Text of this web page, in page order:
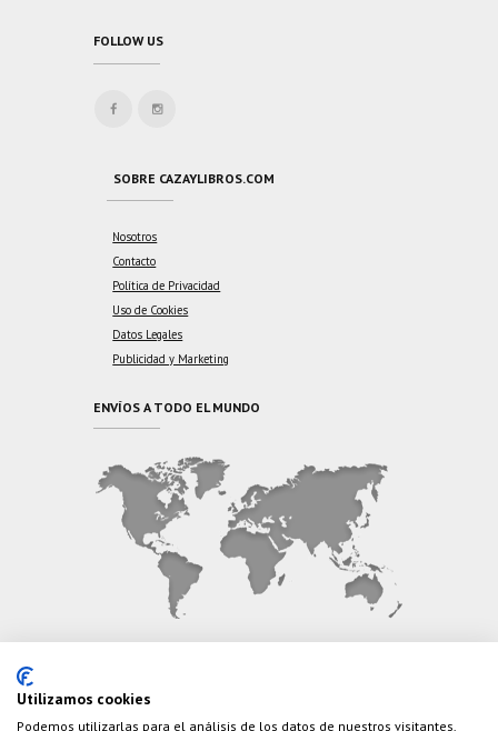
FOLLOW US
SOBRE CAZAYLIBROS.COM
Nosotros
Contacto
Política de Privacidad
Uso de Cookies
Datos Legales
Publicidad y Marketing
ENVÍOS A TODO EL MUNDO
Utilizamos cookies
Podemos utilizarlas para el análisis de los datos de nuestros visitantes,